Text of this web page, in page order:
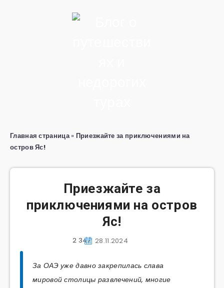
Главная страница» Приезжайте за приключениями на
остров Яс!
Приезжайте за
приключениями на остров
Яс!
28.11.2024
2 347
За ОАЭ уже давно закрепилась слава
мировой столицы развлечений, многие